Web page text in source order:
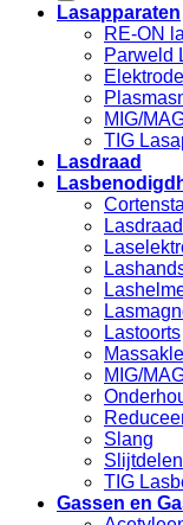
Lasapparaten
RE-ON
Parweld
MIG/
TIG
Lasdraad
Lasdraad
Lastoorts
MIG/
Slang
Slijtdelen
TIG
Gassen en